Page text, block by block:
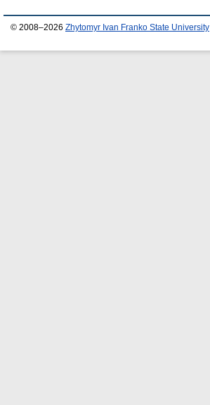
© 2008–2026 Zhytomyr Ivan Franko State University